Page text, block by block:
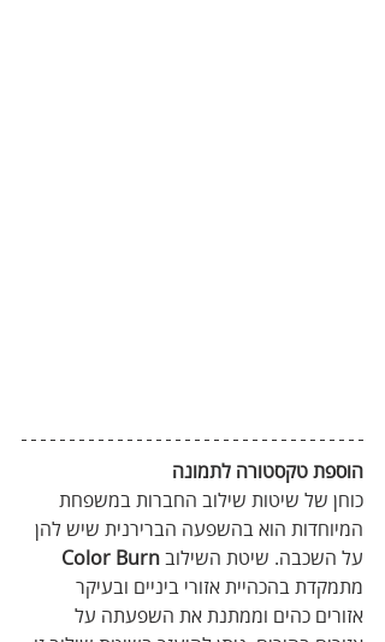
הוספת טקסטורה לתמונה
‬על‭ ‬השכבה‭.‬ שיטת השילוב
Color Burn
מתמקדת בהכהיית אזורי ביניים ובעיקר
אזורים כהים וממתנת את השפעתה על